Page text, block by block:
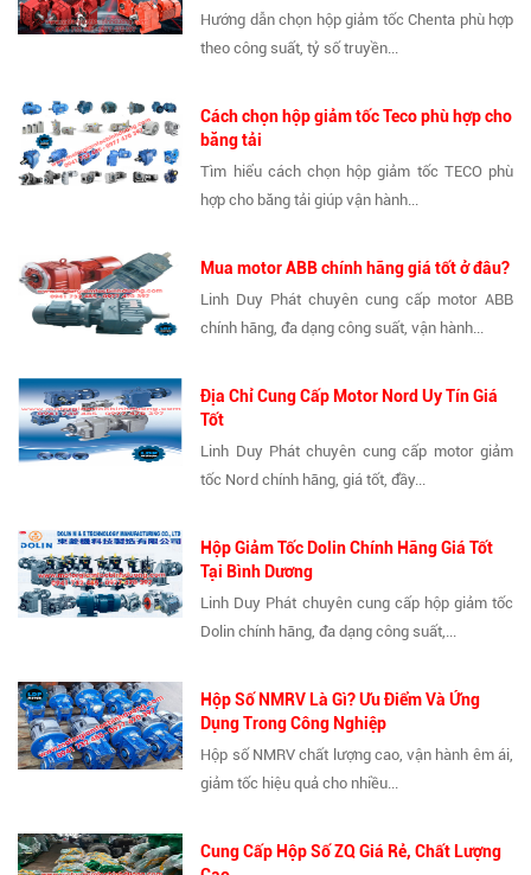
Hướng dẫn chọn hộp giảm tốc Chenta phù hợp
theo công suất, tỷ số truyền...
Cách chọn hộp giảm tốc Teco phù hợp cho
băng tải
Tìm hiểu cách chọn hộp giảm tốc TECO phù
hợp cho băng tải giúp vận hành...
Mua motor ABB chính hãng giá tốt ở đâu?
Linh Duy Phát chuyên cung cấp motor ABB
chính hãng, đa dạng công suất, vận hành...
Địa Chỉ Cung Cấp Motor Nord Uy Tín Giá
Tốt
Linh Duy Phát chuyên cung cấp motor giảm
tốc Nord chính hãng, giá tốt, đầy...
Hộp Giảm Tốc Dolin Chính Hãng Giá Tốt
Tại Bình Dương
Linh Duy Phát chuyên cung cấp hộp giảm tốc
Dolin chính hãng, đa dạng công suất,...
Hộp Số NMRV Là Gì? Ưu Điểm Và Ứng
Dụng Trong Công Nghiệp
Hộp số NMRV chất lượng cao, vận hành êm ái,
giảm tốc hiệu quả cho nhiều...
Cung Cấp Hộp Số ZQ Giá Rẻ, Chất Lượng